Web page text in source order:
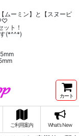
ムーミン】と【スヌーピ
ット！
(*^^*)
カート
ご利用案内 What's New